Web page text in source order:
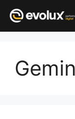
conteúdo